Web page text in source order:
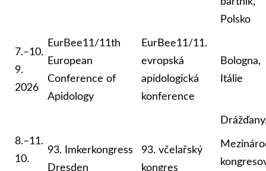
Polsko
7.–10.
9.
2026
EurBee11/11th
European
Conference of
Apidology
EurBee11/11.
evropská
apidologická
konference
Bologna,
Itálie
8.–11.
10.
93. Imkerkongress
Dresden
93. včelařský
kongres